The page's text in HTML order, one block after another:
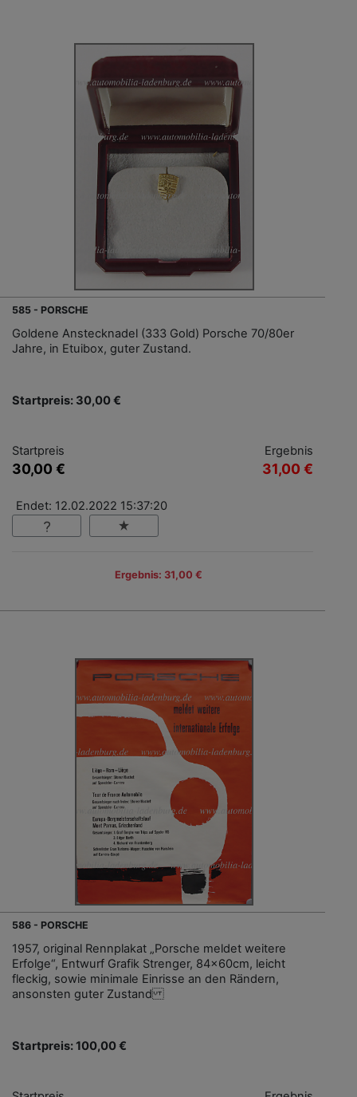
585 - PORSCHE
Goldene Anstecknadel (333 Gold) Porsche 70/80er
Jahre, in Etuibox, guter Zustand.
Startpreis: 30,00 €
Startpreis
30,00 €
Ergebnis
31,00 €
Endet: 12.02.2022 15:37:20
Ergebnis: 31,00 €
586 - PORSCHE
1957, original Rennplakat „Porsche meldet weitere
Erfolge“, Entwurf Grafik Strenger, 84x60cm, leicht
fleckig, sowie minimale Einrisse an den Rändern,
ansonsten guter Zustand
Startpreis: 100,00 €